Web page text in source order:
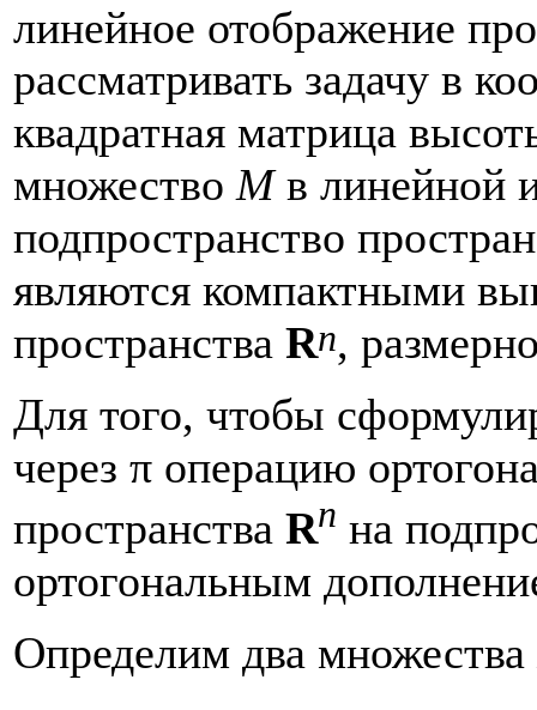
линейное отображение
рассматривать задачу в
квадратная матрица
множество Mв линейной
подпространство
являются компактными
пространства Rn,
Для того, чтобы
через π операцию
пространства Rn на
ортогональным
Определим два множества